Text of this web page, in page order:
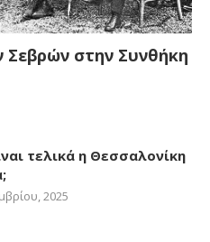
στην Συνθήκη
τελικά η Θεσσαλονίκη
2025